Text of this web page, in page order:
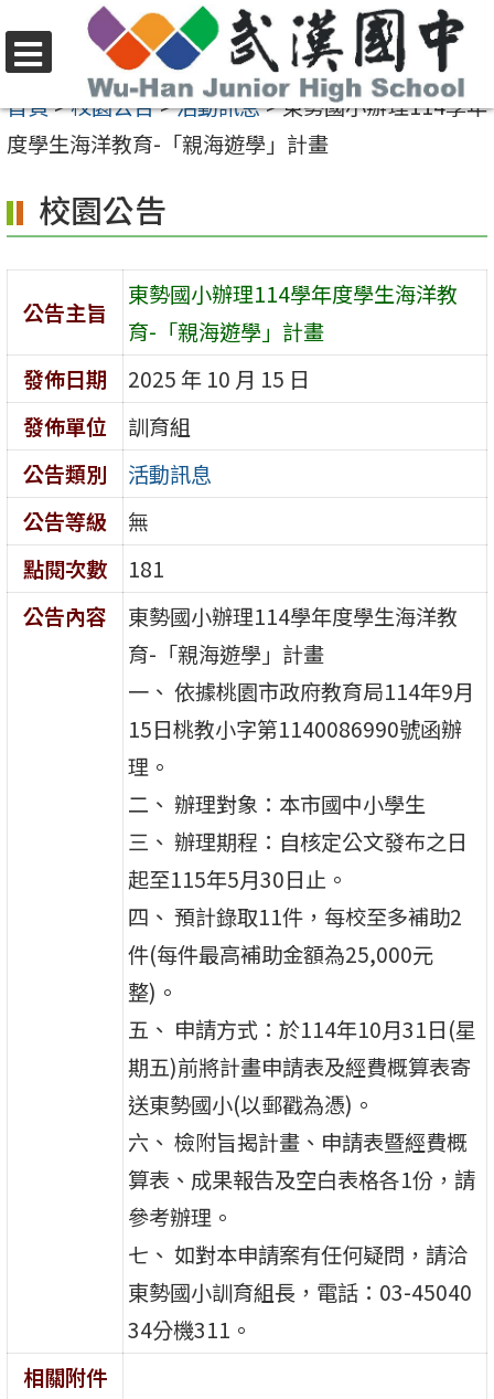
至
要
容
區
選
單
首頁>校園公告>活動訊息>東勢國小辦理114學年
度學生海洋教育-「親海遊學」計畫
校園公告
公告主旨
東勢國小辦理114學年度學生海洋教
育-「親海遊學」計畫
發佈日期
2025 年 10 月 15 日
發佈單位
訓育組
公告類別
活動訊息
公告等級
無
點閱次數
181
公告內容
東勢國小辦理114學年度學生海洋教
育-「親海遊學」計畫
一、 依據桃園市政府教育局114年9月
15日桃教小字第1140086990號函辦
理。
二、 辦理對象：本市國中小學生
三、 辦理期程：自核定公文發布之日
起至115年5月30日止。
四、 預計錄取11件，每校至多補助2
件(每件最高補助金額為25,000元
整)。
五、 申請方式：於114年10月31日(星
期五)前將計畫申請表及經費概算表寄
送東勢國小(以郵戳為憑)。
六、 檢附旨揭計畫、申請表暨經費概
算表、成果報告及空白表格各1份，請
參考辦理。
七、 如對本申請案有任何疑問，請洽
東勢國小訓育組長，電話：03-45040
34分機311。
相關附件